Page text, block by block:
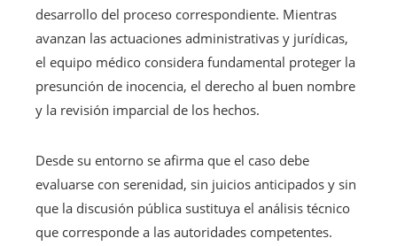
desarrollo del proceso correspondiente. Mientras
avanzan las actuaciones administrativas y jurídicas,
el equipo médico considera fundamental proteger la
presunción de inocencia, el derecho al buen nombre
y la revisión imparcial de los hechos.
Desde su entorno se afirma que el caso debe
evaluarse con serenidad, sin juicios anticipados y sin
que la discusión pública sustituya el análisis técnico
que corresponde a las autoridades competentes.